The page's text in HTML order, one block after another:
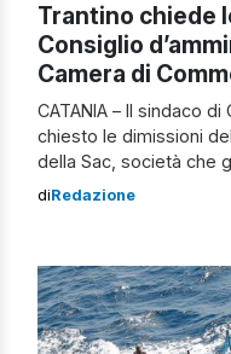
Trantino chiede
Consiglio
Camera di
CATANIA – Il sindaco
chiesto le dimissioni
della Sac, società che
per la gestione
comunicati ufficiali – […]
diRedazione